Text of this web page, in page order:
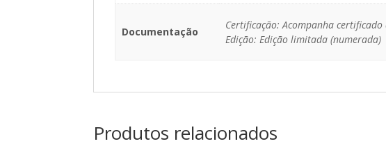
Documentação
Certificação: Acompanha
Edição: Edição limitada (numerada)
Produtos relacionados